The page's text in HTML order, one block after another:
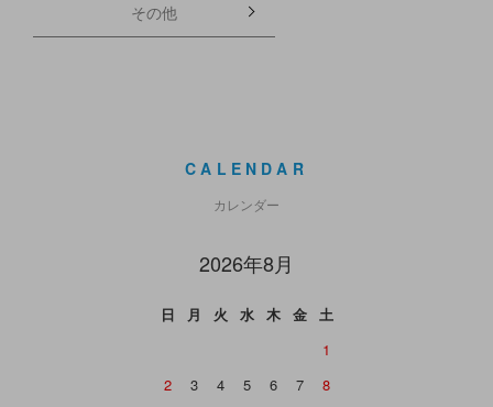
その他
CALENDAR
カレンダー
2026年8月
日 月 火 水 木 金
土
1
2
3 4 5 6 7
8